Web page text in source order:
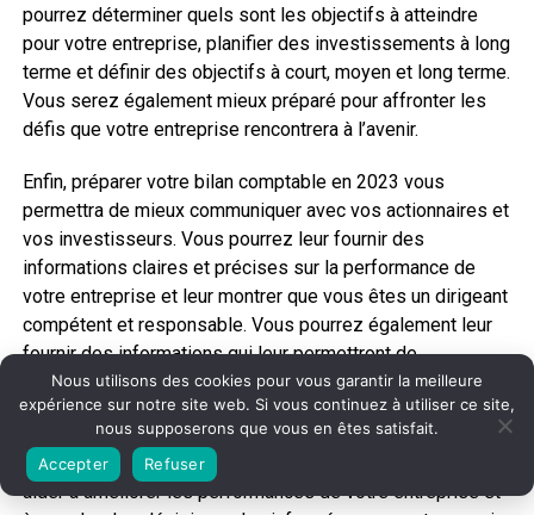
pourrez déterminer quels sont les objectifs à atteindre
pour votre entreprise, planifier des investissements à long
terme et définir des objectifs à court, moyen et long terme.
Vous serez également mieux préparé pour affronter les
défis que votre entreprise rencontrera à l’avenir.
Enfin, préparer votre bilan comptable en 2023 vous
permettra de mieux communiquer avec vos actionnaires et
vos investisseurs. Vous pourrez leur fournir des
informations claires et précises sur la performance de
votre entreprise et leur montrer que vous êtes un dirigeant
compétent et responsable. Vous pourrez également leur
fournir des informations qui leur permettront de
comprendre et d’apprécier votre planification et votre
stratégie.
Préparer votre bilan comptable en 2023 peut donc vous
aider à améliorer les performances de votre entreprise et
Nous utilisons des cookies pour vous garantir la meilleure
expérience sur notre site web. Si vous continuez à utiliser ce site,
nous supposerons que vous en êtes satisfait.
Accepter
Refuser